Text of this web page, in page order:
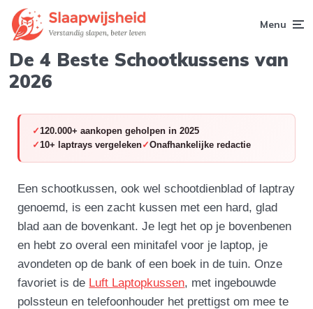
Menu
De 4 Beste Schootkussens van
2026
120.000+ aankopen geholpen in 2025
10+ laptrays vergeleken
Onafhankelijke redactie
Een schootkussen, ook wel schootdienblad of laptray
genoemd, is een zacht kussen met een hard, glad
blad aan de bovenkant. Je legt het op je bovenbenen
en hebt zo overal een minitafel voor je laptop, je
avondeten op de bank of een boek in de tuin. Onze
favoriet is de Luft Laptopkussen, met ingebouwde
polssteun en telefoonhouder het prettigst om mee te